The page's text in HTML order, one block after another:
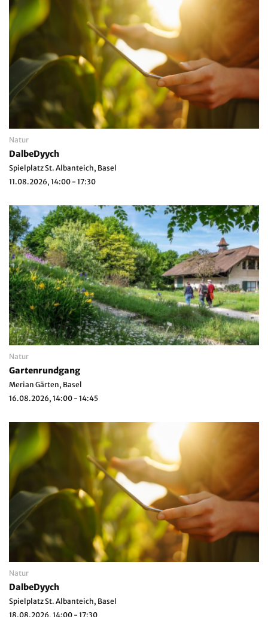
Natur
DalbeDyych
Spielplatz St. Albanteich, Basel
11.08.2026, 14:00 - 17:30
Natur
Gartenrundgang
Merian Gärten, Basel
16.08.2026, 14:00 - 14:45
Natur
DalbeDyych
Spielplatz St. Albanteich, Basel
18.08.2026, 14:00 - 17:30